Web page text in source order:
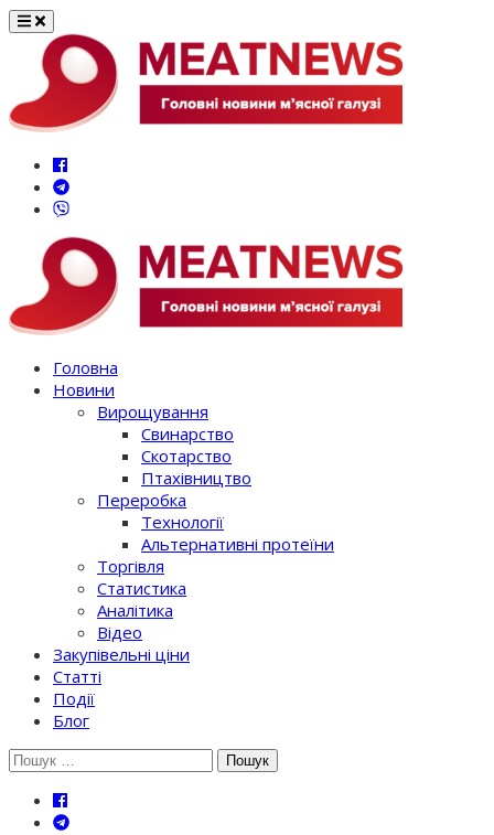
Перейти
вмісту
Головна
Новини
Вирощування
Свинарство
Скотарство
Птахівництво
Переробка
Технології
Альтернативні протеїни
Торгівля
Статистика
Аналітика
Відео
Закупівельні ціни
Статті
Події
Блог
Шукати: